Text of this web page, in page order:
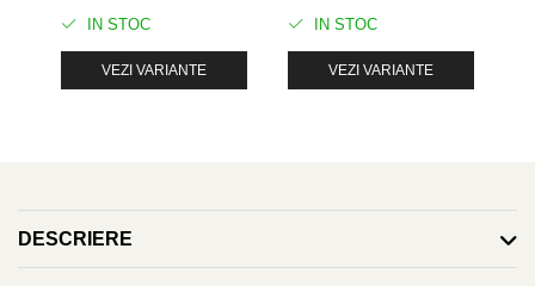
IN STOC
VEZI VARIANTE
IN STOC
VEZI VARIANTE
DESCRIERE